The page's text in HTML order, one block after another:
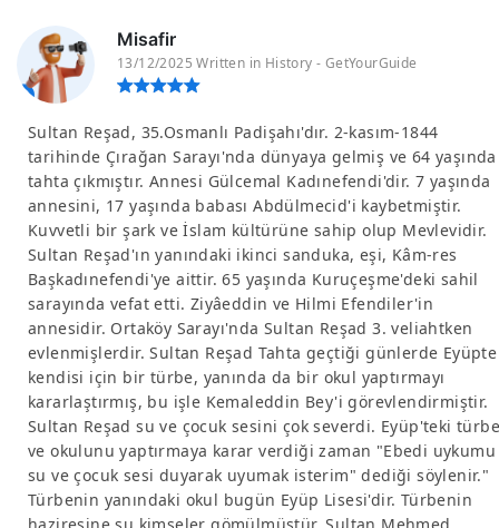
Misafir
13/12/2025 Written in History - GetYourGuide
Sultan Reşad, 35.Osmanlı Padişahı'dır. 2-kasım-1844
tarihinde Çırağan Sarayı'nda dünyaya gelmiş ve 64 yaşında
tahta çıkmıştır. Annesi Gülcemal Kadınefendi'dir. 7 yaşında
annesini, 17 yaşında babası Abdülmecid'i kaybetmiştir.
Kuvvetli bir şark ve İslam kültürüne sahip olup Mevlevidir.
Sultan Reşad'ın yanındaki ikinci sanduka, eşi, Kâm-res
Başkadınefendi'ye aittir. 65 yaşında Kuruçeşme'deki sahil
sarayında vefat etti. Ziyâeddin ve Hilmi Efendiler'in
annesidir. Ortaköy Sarayı'nda Sultan Reşad 3. veliahtken
evlenmişlerdir. Sultan Reşad Tahta geçtiği günlerde Eyüpte
kendisi için bir türbe, yanında da bir okul yaptırmayı
kararlaştırmış, bu işle Kemaleddin Bey'i görevlendirmiştir.
Sultan Reşad su ve çocuk sesini çok severdi. Eyüp'teki türbe
ve okulunu yaptırmaya karar verdiği zaman "Ebedi uykumu
su ve çocuk sesi duyarak uyumak isterim" dediği söylenir."
Türbenin yanındaki okul bugün Eyüp Lisesi'dir. Türbenin